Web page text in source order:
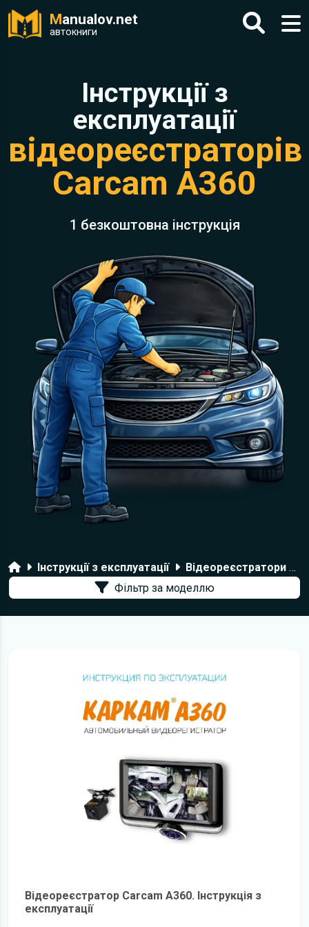
Manualov.net
автокниги
Інструкції з
експлуатації
відеореєстраторів
Carcam A360
1 безкоштовна інструкція
ГоловнаІнструкції з експлуатації
Відеореєстратори Carcam
Фільтр за моделлю
Відеореєстратор Carcam A360. Інструкція з
експлуатації